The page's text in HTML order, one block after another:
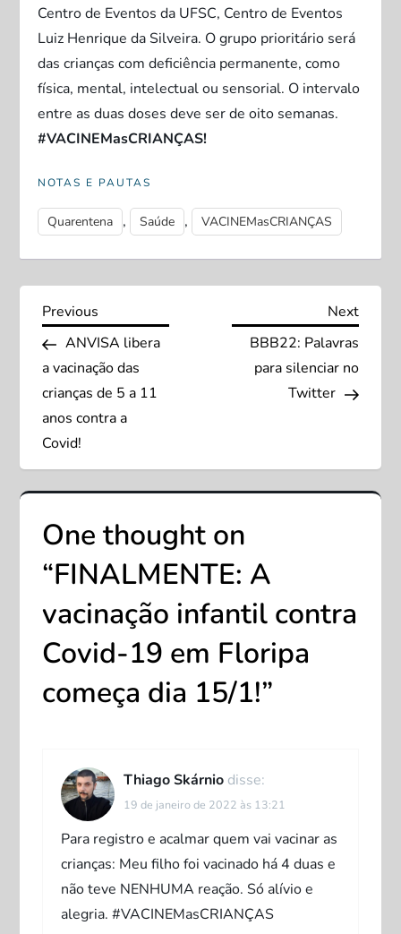
Centro de Eventos da UFSC, Centro de Eventos
Luiz Henrique da Silveira. O grupo prioritário será
das crianças com deficiência permanente, como
física, mental, intelectual ou sensorial. O intervalo
entre as duas doses deve ser de oito semanas.
#VACINEMasCRIANÇAS!
NOTAS E PAUTAS
Quarentena , Saúde , VACINEMasCRIANÇAS
N
a
v
e
g
a
ç
ã
o
d
P
Previous
Post
Previous
ANVISA libera
a vacinação das
crianças de 5 a 11
anos contra a
Covid!
Next
Post
Next
BBB22: Palavras
para silenciar no
Twitter
One thought on
“FINALMENTE: A
vacinação infantil contra
Covid-19 em Floripa
começa dia 15/1!”
Thiago Skárnio disse:
19 de janeiro de 2022 às 13:21
Para registro e acalmar quem vai vacinar as
crianças: Meu filho foi vacinado há 4 duas e
não teve NENHUMA reação. Só alívio e
alegria. #VACINEMasCRIANÇAS